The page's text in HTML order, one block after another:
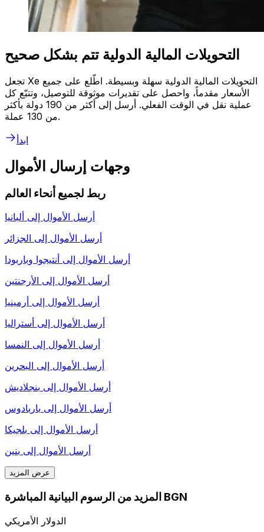
التحويلات المالية الدولية تتم بشكل صحيح
تجعل Xe التحويلات المالية الدولية سهلة وبسيطة. اطّلع على جميع
الأسعار مقدماً، واحصل على تقديرات موثوقة للتوصيل، وتتبّع كل
عملية نقل في الوقت الفعلي. أرسل إلى أكثر من 190 دولة بأكثر
من 130 عملة.
ابدأ
وجهات إرسال الأموال
ربط لجميع أنحاء العالم
أرسل الأموال إلى ألبانيا
أرسل الأموال إلى الجزائر
أرسل الأموال إلى أنتيجوا وباربودا
أرسل الأموال إلى الأرجنتين
أرسل الأموال إلى أرمينيا
أرسل الأموال إلى أستراليا
أرسل الأموال إلى النمسا
أرسل الأموال إلى البحرين
أرسل الأموال إلى بنجلاديش
أرسل الأموال إلى باربادوس
أرسل الأموال إلى بلجيكا
أرسل الأموال إلى بنين
عرض المزيد
المزيد من الرسوم البيانية المباشرة BGN
الدولار الأمريكي